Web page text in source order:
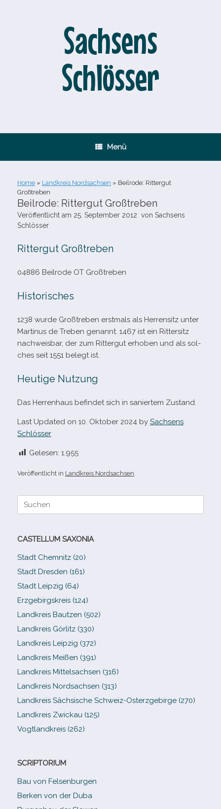
Sachsens
Schlösser
Menü
Home » Landkreis Nordsachsen » Beilrode: Rittergut
Großtreben
Beilrode: Rittergut Großtreben
Veröffentlicht am 25. September 2012 von Sachsens
Schlösser
Rittergut Großtreben
04886 Beilrode OT Großtreben
Historisches
1238 wurde Großtreben erst­mals als Herrensitz unter
Martinus de Treben genannt. 1467 ist ein Rittersitz
nach­weis­bar, der zum Rittergut erho­ben und als sol­
ches seit 1551 belegt ist.
Heutige Nutzung
Das Herrenhaus befin­det sich in sanier­tem Zustand.
Last Updated on 10. Oktober 2024 by Sachsens
Schlösser
Gelesen: 1.955
Veröffentlicht in Landkreis Nordsachsen
Suche
CASTELLUM SAXONIA
Stadt Chemnitz (20)
Stadt Dresden (161)
Stadt Leipzig (64)
Erzgebirgskreis (124)
Landkreis Bautzen (502)
Landkreis Görlitz (330)
Landkreis Leipzig (372)
Landkreis Meißen (391)
Landkreis Mittelsachsen (316)
Landkreis Nordsachsen (313)
Landkreis Sächsische Schweiz-​Osterzgebirge (270)
Landkreis Zwickau (125)
Vogtlandkreis (262)
SCRIPTORIUM
Bau von Felsenburgen
Berken von der Duba